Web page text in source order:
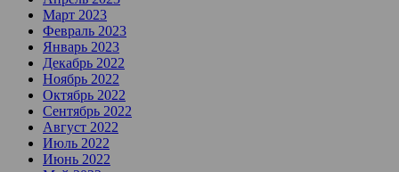
Март 2023
Февраль 2023
Январь 2023
Декабрь 2022
Ноябрь 2022
Октябрь 2022
Сентябрь 2022
Август 2022
Июль 2022
Июнь 2022